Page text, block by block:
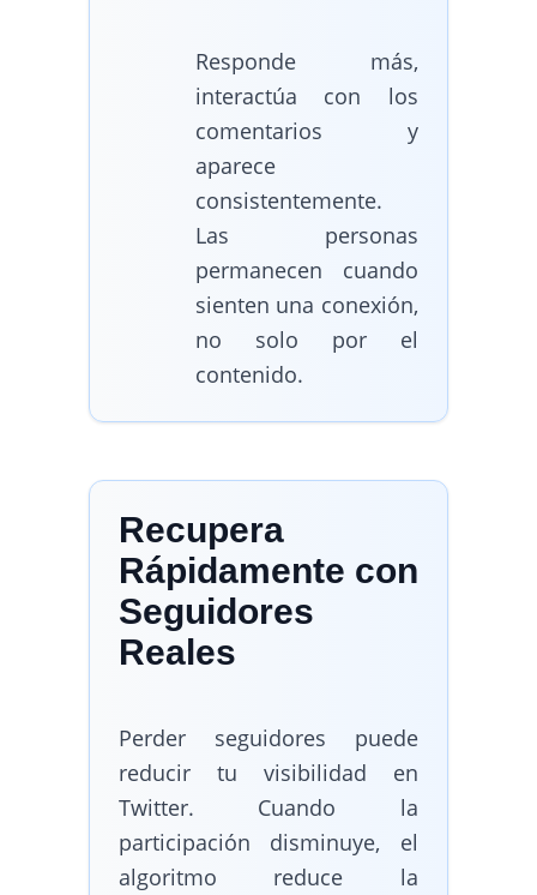
Responde más,
interactúa con los
comentarios y
aparece
consistentemente.
Las personas
permanecen cuando
sienten una conexión,
no solo por el
contenido.
Recupera
Rápidamente con
Seguidores
Reales
Perder seguidores puede
reducir tu visibilidad en
Twitter. Cuando la
participación disminuye, el
algoritmo reduce la